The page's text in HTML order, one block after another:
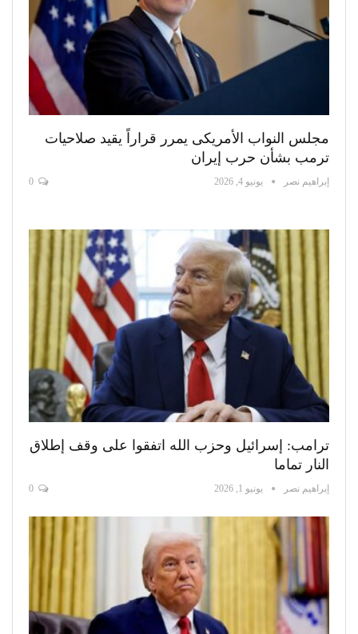
مجلس النواب الأمريكى يمرر قراراً يقيد صلاحيات
ترمب بشأن حرب إيران
إبراهيم نصر يونيو 4, 2026
ترامب: إسرائيل وحزب الله اتفقوا على وقف إطلاق
النار تماما
إبراهيم نصر يونيو 1, 2026